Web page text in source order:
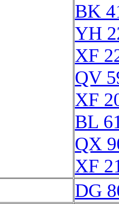
BK
YH
XF
QV
XF
BL
QX
XF
DG